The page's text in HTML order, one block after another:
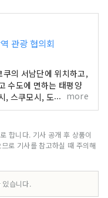
관광 협의회
의 서남단에 위치하고,
수도에 면하는 태평양
, 스쿠모시, 도사시미즈
, 삼 하라무라의 3시 2
롯해 연안을 흐르는 쿠
톱의 삼림 면적을 자랑
more
합니다. 기사 공개 후 상품이
로 기사를 참고하실 때 주의해
습니다.